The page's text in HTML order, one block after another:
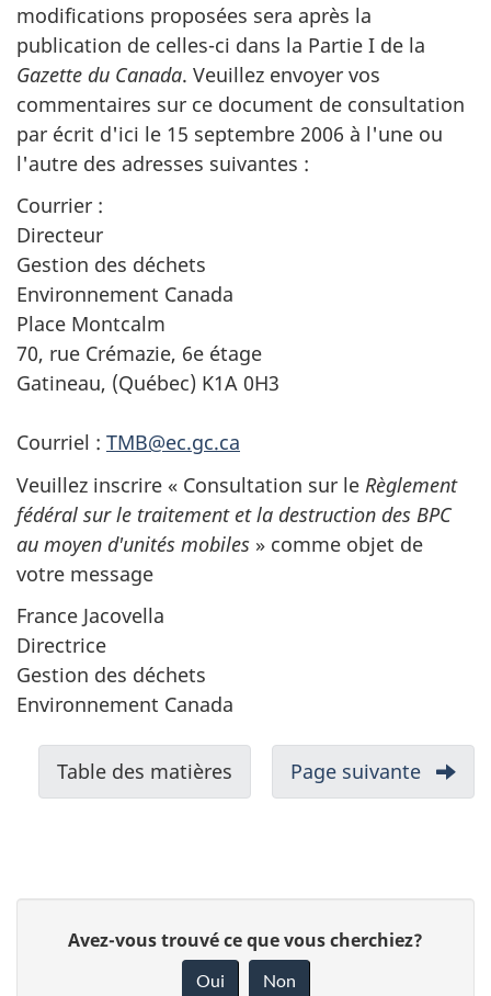
modifications proposées sera après la
publication de celles-ci dans la Partie I de la
Gazette du Canada. Veuillez envoyer vos
commentaires sur ce document de consultation
par écrit d'ici le 15 septembre 2006 à l'une ou
l'autre des adresses suivantes :
Courrier :
Directeur
Gestion des déchets
Environnement Canada
Place Montcalm
70, rue Crémazie, 6e étage
Gatineau, (Québec) K1A 0H3
Courriel : TMB@ec.gc.ca
Veuillez inscrire « Consultation sur le Règlement
fédéral sur le traitement et la destruction des BPC
au moyen d'unités mobiles » comme objet de
votre message
France Jacovella
Directrice
Gestion des déchets
Environnement Canada
g
Table des matières Page suivante
Avez-vous trouvé ce que vous cherchiez?
Oui Non